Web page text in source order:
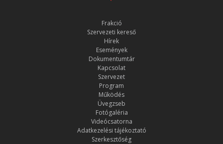
Frakció
Szervezeti kereső
Hírek
Események
Dokumentumtár
Kapcsolat
Szervezet
Program
Működés
Üvegzseb
Fotógaléria
Videócsatorna
Adatkezelési tájékoztató
Szerkesztőség